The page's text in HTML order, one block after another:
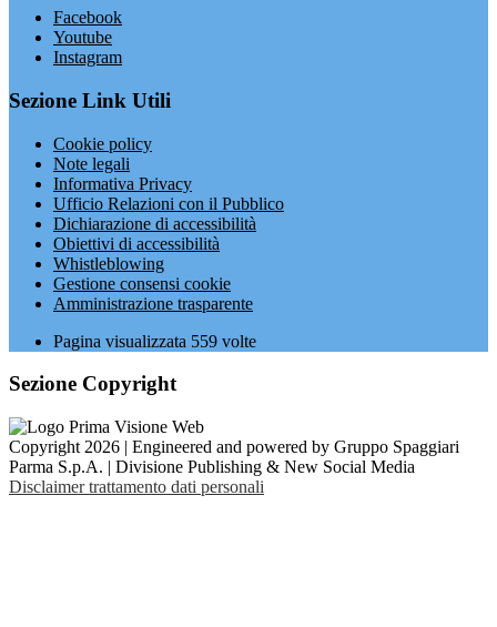
Facebook
Youtube
Instagram
Sezione Link Utili
Cookie policy
Note legali
Informativa Privacy
Ufficio Relazioni con il Pubblico
Dichiarazione di accessibilità
Obiettivi di accessibilità
Whistleblowing
Gestione consensi cookie
Amministrazione trasparente
Pagina visualizzata 559 volte
Sezione Copyright
Copyright 2026 | Engineered and powered by Gruppo Spaggiari
Parma S.p.A. | Divisione Publishing & New Social Media
Disclaimer trattamento dati personali